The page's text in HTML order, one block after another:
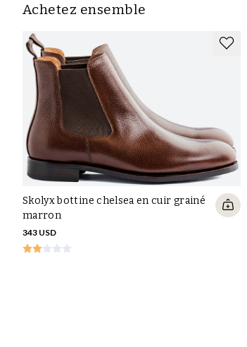
Achetez ensemble
Skolyx bottine chelsea en cuir grainé
marron
343 USD